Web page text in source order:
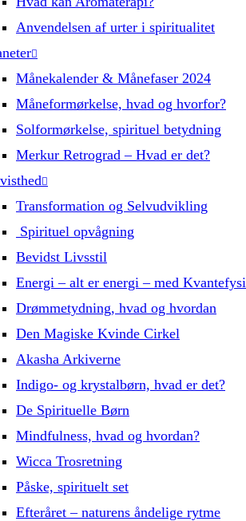
Anvendelsen af urter i spiritualitet
Månekalender & Månefaser 2024
Måneformørkelse, hvad og hvorfor?
Solformørkelse, spirituel betydning
Merkur Retrograd – Hvad er det?
Transformation og Selvudvikling
Spirituel opvågning
Bevidst Livsstil
Energi – alt er energi – med
Drømmetydning, hvad og hvordan
Den Magiske Kvinde Cirkel
Akasha Arkiverne
Indigo- og krystalbørn, hvad er det?
De Spirituelle Børn
Mindfulness, hvad og hvordan?
Wicca Trosretning
Påske, spirituelt set
Efteråret – naturens åndelige rytme